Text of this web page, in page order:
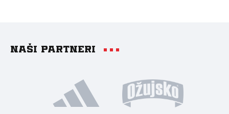
Naši partneri